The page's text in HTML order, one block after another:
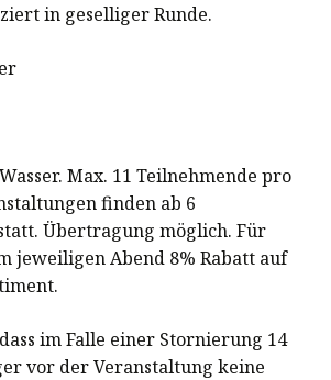
in geselliger Runde.
Max. 11 Teilnehmende pro
finden ab 6
Übertragung möglich. Für
jeweiligen Abend 8% Rabatt auf
im Falle einer Stornierung 14
vor der Veranstaltung keine